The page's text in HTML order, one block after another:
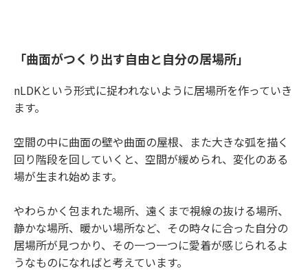
「曲面がつくり出す自由と自分の居場所」
nLDKという形式に捉われないように居場所を作っていき
ます。
空間の中に曲面の壁や曲面の屋根、また大きな弧を描く
回り階段を回していくと、空間が緩められ、変化のある
場が生まれ始めます。
やわらかく包まれた場所、遠くまで視線の抜ける場所、
静かな場所、暖かい場所など、その時々に合った自分の
居場所が見つかり、その一つ一つに愛着が感じられるよ
うなものになればと考えています。